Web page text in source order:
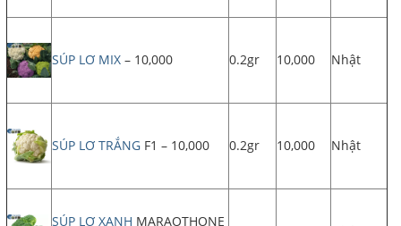
SÚP LƠ MIX – 10,000 0.2gr 10,000 Nhật
SÚP LƠ TRẮNG F1 – 10,000 0.2gr 10,000 Nhật
SÚP LƠ XANH MARAOTHONE